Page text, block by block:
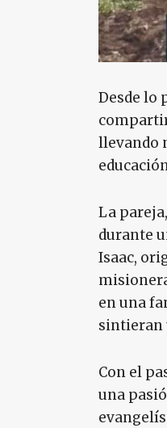
Desde lo
llevando
La
durante
Isaac,
en una
sintieran
Con el
una